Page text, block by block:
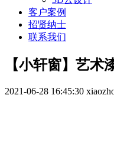
客户案例
招贤纳士
联系我们
【小轩窗】艺术
2021-06-28 16:45:30